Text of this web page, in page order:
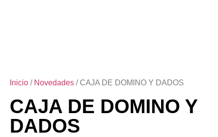
Inicio / Novedades / CAJA DE DOMINO Y DADOS
CAJA DE DOMINO Y
DADOS